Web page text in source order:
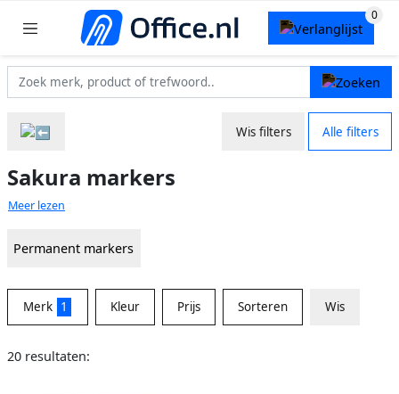
Wis filters Alle filters
Sakura markers
Meer lezen
Permanent markers
Merk 1 Kleur Prijs Sorteren Wis
20 resultaten: